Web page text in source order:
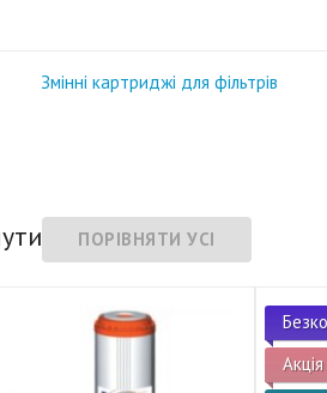
Змінні картриджі для фільтрів
Акція